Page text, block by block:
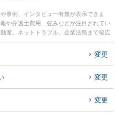
事例、インタビュー有無が表示できま
や弁護士費用、強みなどが注目されてい
産、ネットトラブル、企業法務まで幅広
相談をお持ちの方は是非ご利用くださ
倫慰謝料トラブルを今すぐに弁護士に相
』などでお困りの相談者さんにおすすめ
変更
変更
変更